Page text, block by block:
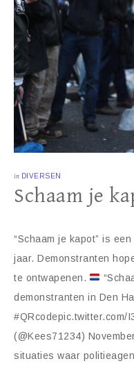
in DIVERSEN
Schaam je
“Schaam je kapot” is
jaar. Demonstranten
te ontwapenen.
demonstranten in Den
#QRcodepic.twitter.com/
(@Kees71234)
situaties waar